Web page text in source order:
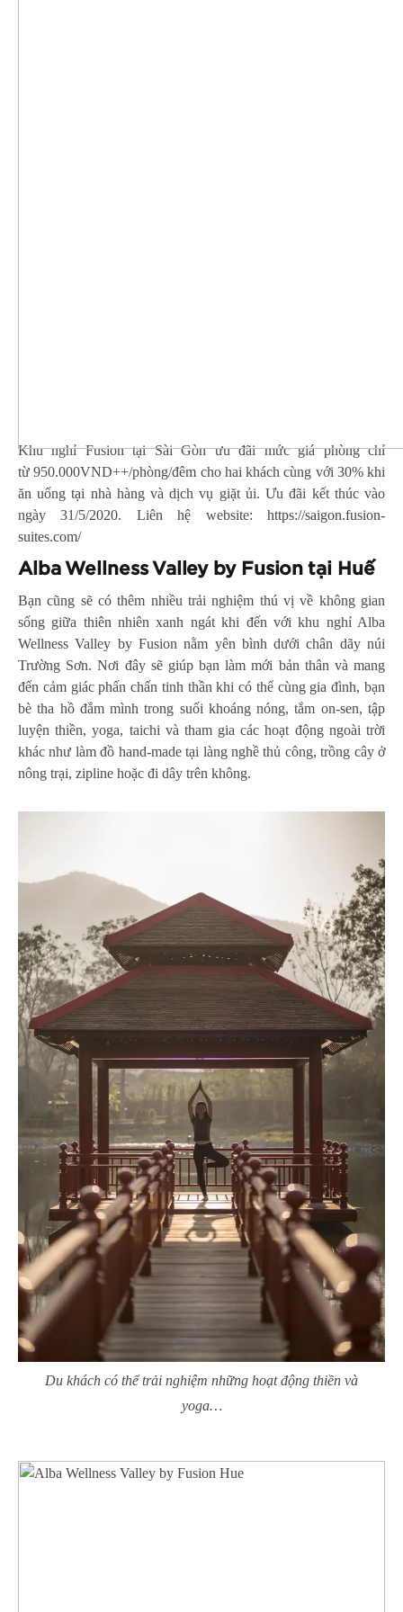
Khu nghỉ Fusion tại Sài Gòn ưu đãi mức giá phòng chỉ
từ 950.000VND++/phòng/đêm cho hai khách cùng với 30% khi
ăn uống tại nhà hàng và dịch vụ giặt ủi. Ưu đãi kết thúc vào
ngày 31/5/2020. Liên hệ website: https://saigon.fusion-
suites.com/
Alba Wellness Valley by Fusion tại Huế
Bạn cũng sẽ có thêm nhiều trải nghiệm thú vị về không gian
sống giữa thiên nhiên xanh ngát khi đến với khu nghỉ Alba
Wellness Valley by Fusion nằm yên bình dưới chân dãy núi
Trường Sơn. Nơi đây sẽ giúp bạn làm mới bản thân và mang
đến cảm giác phấn chấn tinh thần khi có thể cùng gia đình, bạn
bè tha hồ đắm mình trong suối khoáng nóng, tắm on-sen, tập
luyện thiền, yoga, taichi và tham gia các hoạt động ngoài trời
khác như làm đồ hand-made tại làng nghề thủ công, trồng cây ở
nông trại, zipline hoặc đi dây trên không.
Du khách có thể trải nghiệm những hoạt động thiền và
yoga…